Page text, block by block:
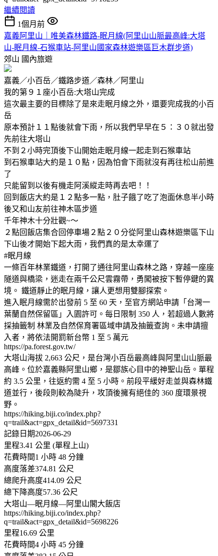
繼續閱讀
1個月前
嘉義阿里山｜唯美森林鐵路-眠月線(阿里山山脈最高峰:大塔
山-眠月線-石猴車站-阿里山國家森林遊樂區巨木群步道)
郊山 國內旅遊
嘉義／小百岳／鐵路步道／森林／阿里山
我的第９１座小百岳:大塔山完成
這次最主要的目標除了是來走眠月線之外，還要完成我的小百
岳
原本預計１１點後就會下雨，所以我們早早在５：３０就出發
先前往大塔山
不到２小時完頂後下山開始走眠月線一起走到石猴車站
到石猴車站大約是１０點，因為怕會下雨就沒有再往松山前進
了
只能留到以後有機走阿溪縱走時再去吧！！
回到飯店大約是１２點多一點，肚子餓了吃了泡面休息半小時
後又和山友前往神木區步道
千年神木十分壯觀~～
２點回飯店集合回停車場２點２０分從阿里山森林遊樂區下山
下山後才開始下起大雨，我們真的是太幸運了
#眠月線
一條百年林業鐵道，打開了通往阿里山森林之路，穿越一座座
隧道與橋梁，迷走在兩千公尺雲霧帶，勇闖被按下暫停鍵的異
境。 鐵道靜止的眠月線，讓人更想用雙腳探索。
進入眠月線需於出發前 5 至 60 天，至官方網站申請「台灣一
葉蘭自然保留區」入園許可。每日限制 350 人，若超過人數將
採抽籤制 林業及自然保育署區域申請及抽籤查詢。未申請擅
入者，將依法開罰新台幣 1 至 5 萬元
https://pa.forest.gov.tw/
大塔山海拔 2,663 公尺，是台灣小百岳最高峰與阿里山山脈最
高峰。位於嘉義縣阿里山鄉，是鄒族心目中的神聖山岳。單程
約 3.5 公里，往返約需 4 至 5 小時。前段平緩好走並與森林鐵
道並行，後段則較為陡升，攻頂後擁有絕佳的 360 度環景視
野。
https://hiking.biji.co/index.php?
q=trail&act=gpx_detail&id=5697331
記錄日期2026-06-29
里程3.41 公里 (單程上山)
花費時間1 小時 48 分鐘
高度落差374.81 公尺
總爬升高度414.09 公尺
總下降高度57.36 公尺
大塔山—眠月線—阿里山閣大飯店
https://hiking.biji.co/index.php?
q=trail&act=gpx_detail&id=5698226
里程16.69 公里
花費時間4 小時 45 分鐘